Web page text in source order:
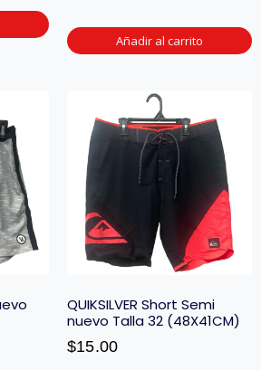
Añadir al carrito
QUIKSILVER Short Semi
nuevo Talla 32 (48X41CM)
$15.00